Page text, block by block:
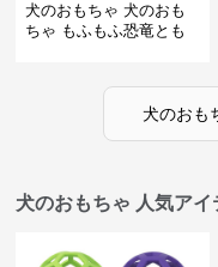
犬のおもちゃ 犬のおも
ちゃ もふもふ恐竜とも
犬のおも
犬のおもちゃ 人気アイ